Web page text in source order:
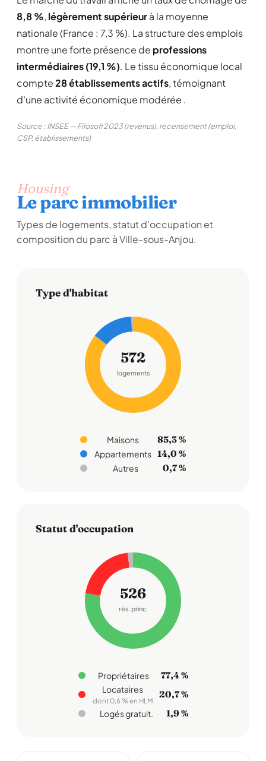
8,8 %, légèrement supérieurà la moyenne
nationale (France : 7,3 %). La structure des emplois
montre une forte présence de professions
intermédiaires (19,1 %). Le tissu économique local
compte28 établissements actifs, témoignant
d'une activité économique modérée .
Source : INSEE — Filosofi 2023 (revenus), recensement (emploi,
CSP, établissements)
Housing
Le parc immobilier
Types de logements, statut d'occupation et
composition du parc à Ville-sous-Anjou.
Type d'habitat
572
logements
Maisons 85,3 %
Appartements 14,0 %
Autres 0,7 %
Statut d'occupation
526
rés. princ.
Propriétaires 77,4 %
Locataires
dont 0,6 % en HLM
20,7 %
Logés gratuit. 1,9 %